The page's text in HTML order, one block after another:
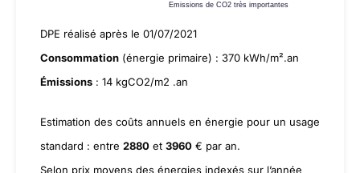
Emissions de CO2 très importantes
DPE réalisé après le 01/07/2021
Consommation (énergie primaire) : 370 kWh/m².an
Émissions : 14 kgCO2/m2 .an
Estimation des coûts annuels en énergie pour un usage
standard : entre 2880 et 3960 € par an.
Selon prix moyens des énergies indexés sur l’année